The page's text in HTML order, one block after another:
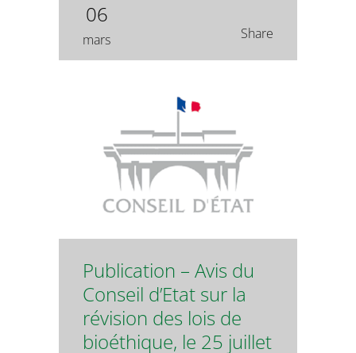
06
mars Share
Publication – Avis du
Conseil d’Etat sur la
révision des lois de
bioéthique, le 25 juillet